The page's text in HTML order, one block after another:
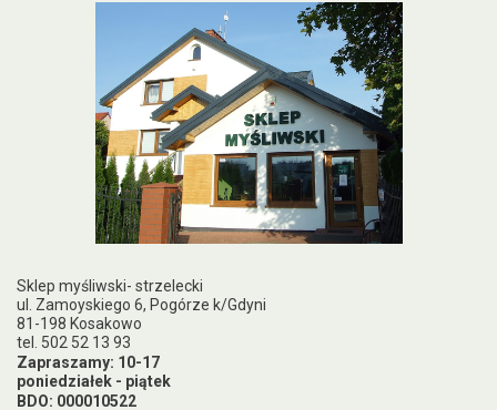
Sklep myśliwski- strzelecki
ul. Zamoyskiego 6, Pogórze k/Gdyni
81-198 Kosakowo
tel. 502 52 13 93
Zapraszamy: 10-17
poniedziałek - piątek
BDO: 000010522